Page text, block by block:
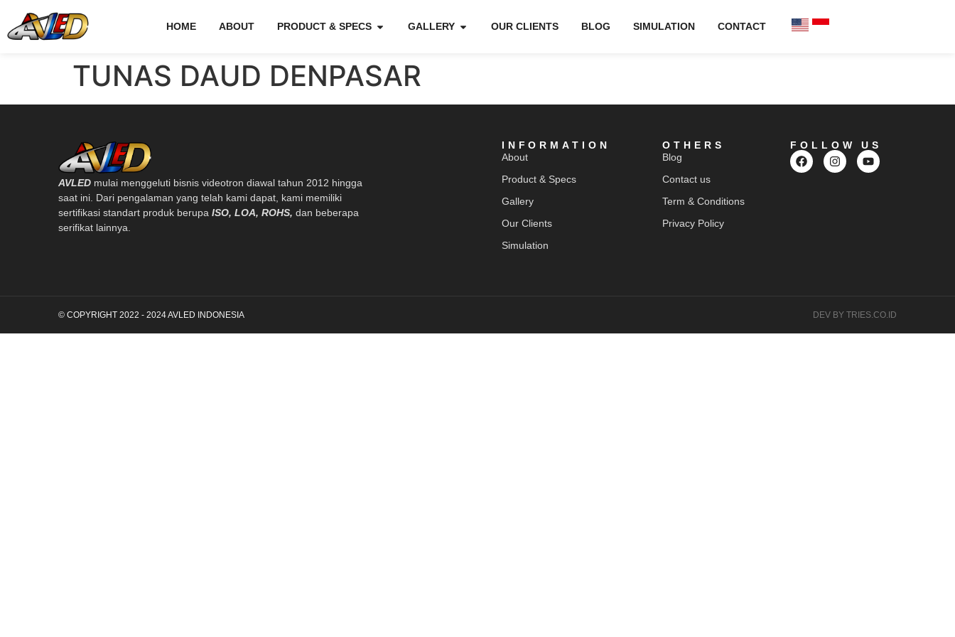
HOME ABOUT PRODUCT & SPECS GALLERY OUR CLIENTS BLOG SIMULATION CONTACT
TUNAS DAUD DENPASAR
AVLED mulai menggeluti bisnis videotron diawal tahun 2012 hingga
saat ini. Dari pengalaman yang telah kami dapat, kami memiliki
sertifikasi standart produk berupa ISO, LOA, ROHS, dan beberapa
serifikat lainnya.
INFORMATION
About
Product & Specs
Gallery
Our Clients
Simulation
OTHERS
Blog
Contact us
Term & Conditions
Privacy Policy
FOLLOW US
© COPYRIGHT 2022 - 2024 AVLED INDONESIA DEV BY TRIES.CO.ID